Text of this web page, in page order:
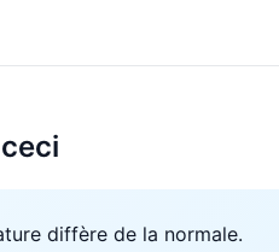
diffère de la normale.